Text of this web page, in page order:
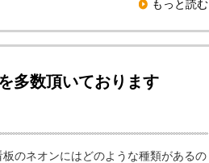
もっと読む
多数頂いております
のネオンにはどのような種類があるの